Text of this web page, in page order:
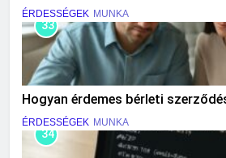
ÉRDESSÉGEK MUNKA
33
Hogyan érdemes bérleti
ÉRDESSÉGEK MUNKA
34